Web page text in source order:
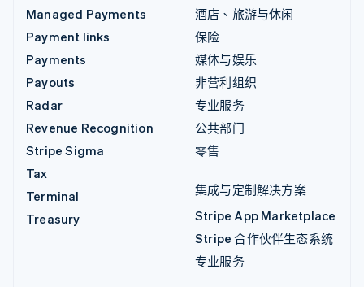
Managed Payments
Payment links
Payments
Payouts
Radar
Revenue Recognition
Stripe Sigma
Tax
Terminal
Treasury
酒店、旅游与休闲
保险
媒体与娱乐
非营利组织
专业服务
公共部门
零售
集成与定制解决方案
Stripe App Marketplace
Stripe 合作伙伴生态系统
专业服务